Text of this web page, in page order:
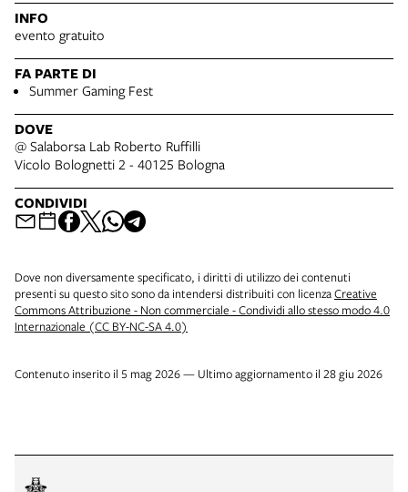
INFO
evento gratuito
FA PARTE DI
Summer Gaming Fest
DOVE
@ Salaborsa Lab Roberto Ruffilli
Vicolo Bolognetti 2 - 40125 Bologna
CONDIVIDI
Dove non diversamente specificato, i diritti di utilizzo dei contenuti
presenti su questo sito sono da intendersi distribuiti con licenzaCreative
Commons Attribuzione - Non commerciale - Condividi allo stesso modo 4.0
Internazionale (CC BY-NC-SA 4.0)
Contenuto inserito il 5 mag 2026 — Ultimo aggiornamento il 28 giu 2026